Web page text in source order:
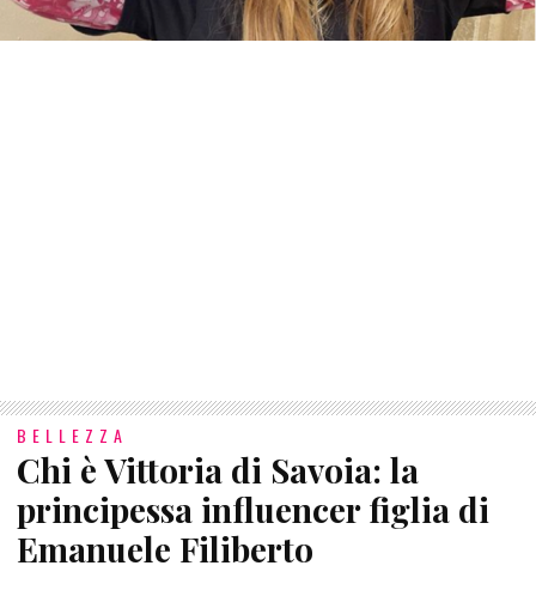
BELLEZZA
Chi è Vittoria di Savoia: la
principessa influencer figlia di
Emanuele Filiberto